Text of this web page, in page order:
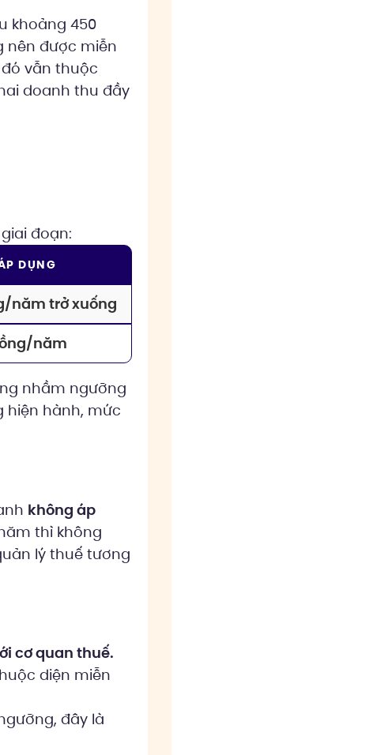
khoảng 450
nên được miễn
đó vẫn thuộc
doanh thu đầy
đoạn:
DỤNG
năm trở xuống
năm
nhầm ngưỡng
hiện hành, mức
không áp
thì không
lý thuế tương
cơ quan thuế.
diện miễn
đây là